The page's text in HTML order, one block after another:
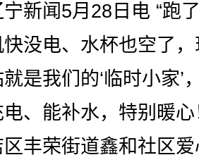
闻5月28日电 “跑
没电、水杯也空了
是我们的‘临时小家’
、能补水，特别暖心
丰荣街道鑫和社区